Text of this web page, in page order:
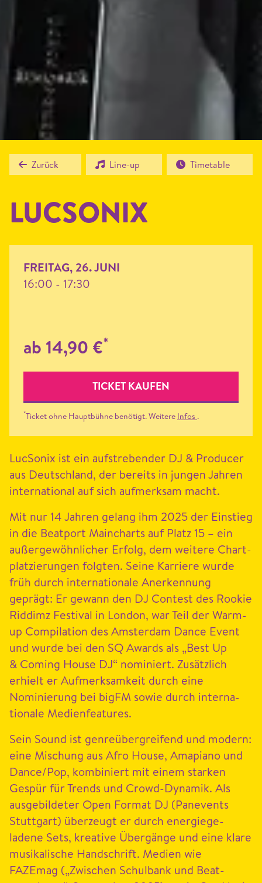
Zurück Line-up Timetable
LUC­SONIX
FREITAG, 26. JUNI
16:00 - 17:30
ab 14,90 €*
TICKET KAUFEN
*Ticket ohne Hauptbühne benötigt. Weitere Infos .
Luc­Sonix ist ein auf­streben­der DJ & Pro­duc­er
aus Deutsch­land, der bere­its in jun­gen Jahren
inter­na­tion­al auf sich aufmerk­sam macht.
Mit nur 14Jahren gelang ihm 2025 der Ein­stieg
in die Beat­port Main­charts auf Platz 15 – ein
außergewöhn­lich­er Erfolg, dem weit­ere Chart­
platzierun­gen fol­gten. Seine Kar­riere wurde
früh durch inter­na­tionale Anerken­nung
geprägt: Er gewann den DJ Con­test des Rook­ie
Rid­dimz Fes­ti­val in Lon­don, war Teil der Warm-
up Com­pi­la­tion des Ams­ter­dam Dance Event
und wurde bei den SQAwards als „Best Up
& Com­ing House DJ“ nominiert. Zusät­zlich
erhielt er Aufmerk­samkeit durch eine
Nominierung bei bigFM sowie durch inter­na­
tionale Medienfeatures.
Sein Sound ist gen­reüber­greifend und mod­ern:
eine Mis­chung aus Afro House, Amapi­ano und
Dance/​Pop, kom­biniert mit einem starken
Gespür für Trends und Crowd-Dynamik. Als
aus­ge­bilde­ter Open For­mat DJ (Pan­events
Stuttgart) überzeugt er durch energiege­
ladene Sets, kreative Übergänge und eine klare
musikalis­che Hand­schrift. Medi­en wie
FAZEmag („Zwis­chen Schul­bank und Beat­